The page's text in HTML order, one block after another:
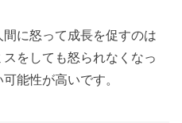
に怒って成長を促すのは
をしても怒られなくなっ
能性が高いです。